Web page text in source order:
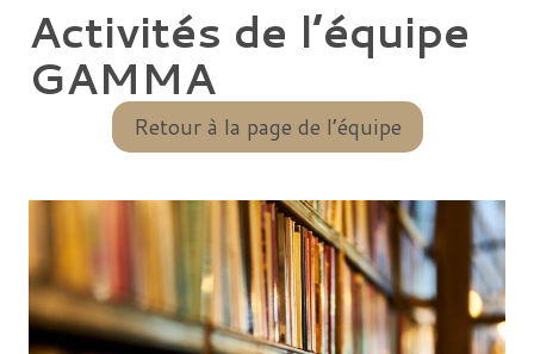
Activités de l’équipe
GAMMA
Retour à la page de l’équipe